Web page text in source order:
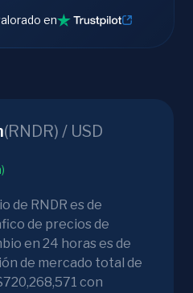
en
(RNDR) / USD
de RNDR es de
de precios de
en 24 horas es de
de mercado total de
con